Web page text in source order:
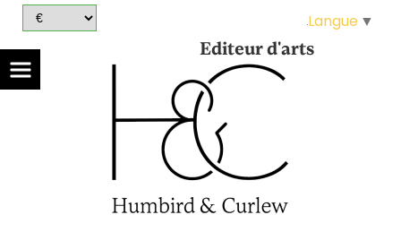
Editeur d'arts
Langue ▼
Panneau de gestion des cookies